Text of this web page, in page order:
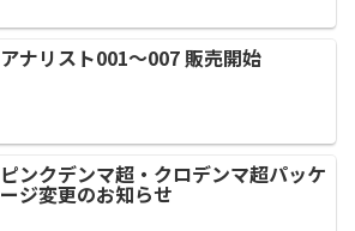
アナリスト001～007 販売開始
ピンクデンマ超・クロデンマ超パッケ
ージ変更のお知らせ